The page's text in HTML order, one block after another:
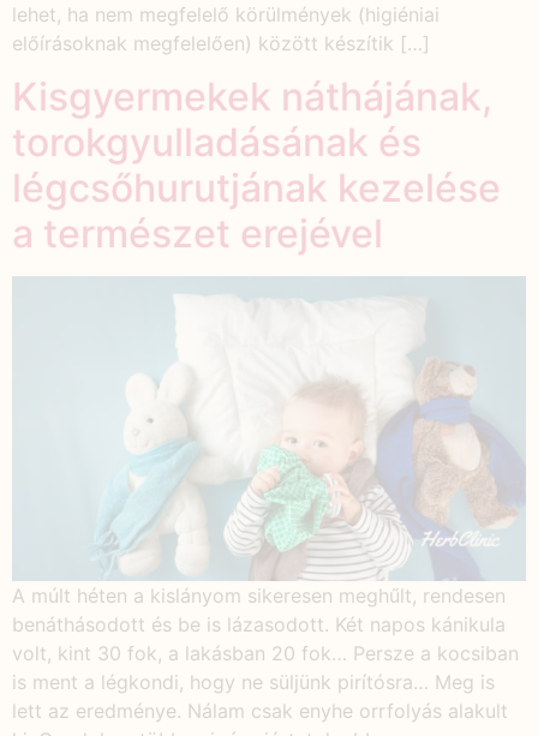
lehet, ha nem megfelelő körülmények (higiéniai
előírásoknak megfelelően) között készítik […]
Kisgyermekek náthájának,
torokgyulladásának és
légcsőhurutjának kezelése
a természet erejével
A múlt héten a kislányom sikeresen meghűlt, rendesen
benáthásodott és be is lázasodott. Két napos kánikula
volt, kint 30 fok, a lakásban 20 fok… Persze a kocsiban
is ment a légkondi, hogy ne süljünk pirítósra… Meg is
lett az eredménye. Nálam csak enyhe orrfolyás alakult